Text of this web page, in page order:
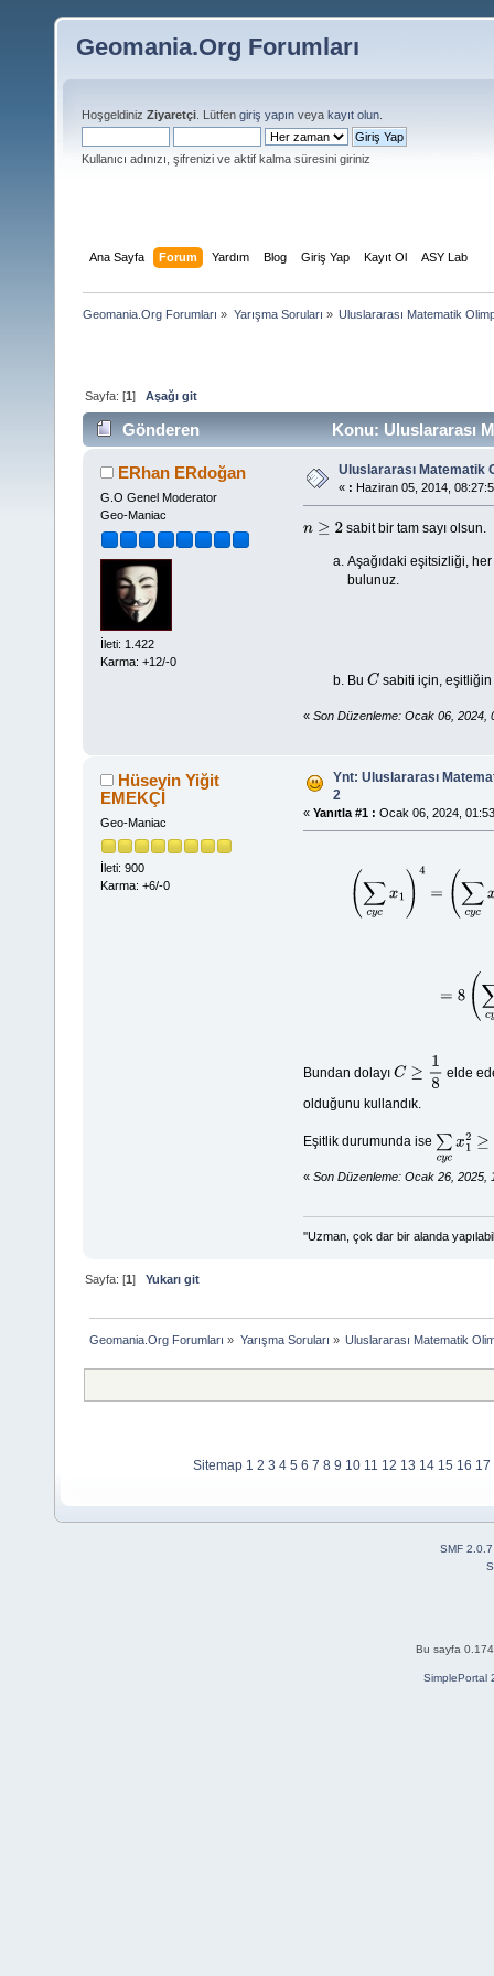
Geomania.Org Forumları
Hoşgeldiniz Ziyaretçi . Lütfen giriş yapın veya kayıt olun
Kullanıcı adınızı, şifrenizi ve aktif kalma süresini giriniz
Ana Sayfa Forum Yardım Blog Giriş Yap Kayıt Ol ASY Lab
Geomania.Org Forumları » Yarışma Soruları » Uluslararası Matematik
Sayfa: [1]Aşağı git
Gönderen Konu: Uluslararası
ERhan ERdoğan
G.O Genel Moderator
Geo-Maniac
İleti: 1.422
Karma: +12/-0
Uluslararası Matematik
« : Haziran 05, 2014,
n≥ 2 sabit bir tam sayı olsun.
Aşağıdaki eşitsizliği, her
bulunuz.
Bu C sabiti için, eşitliğin
« Son Düzenleme: Ocak 06, 2024,
Hüseyin Yiğit
EMEKÇİ
Geo-Maniac
İleti: 900
Karma: +6/-0
Ynt: Uluslararası
2
« Yanıtla #1 : Ocak 06, 2024,
∑ 1
=
Bundan dolayı C≥ 18 elde
olduğunu kullandık.
Eşitlik durumunda ise ∑ cycx 12≥
« Son Düzenleme: Ocak 26, 2025,
''Uzman, çok dar bir alanda
Sayfa: [1]Yukarı git
Geomania.Org Forumları » Yarışma Soruları » Uluslararası Matematik
Sitemap 1 2 3 4 5 6 7 8 9 10 11 12 13 14 15 16 17
SMF 2.0.7
Bu sayfa
SimplePortal